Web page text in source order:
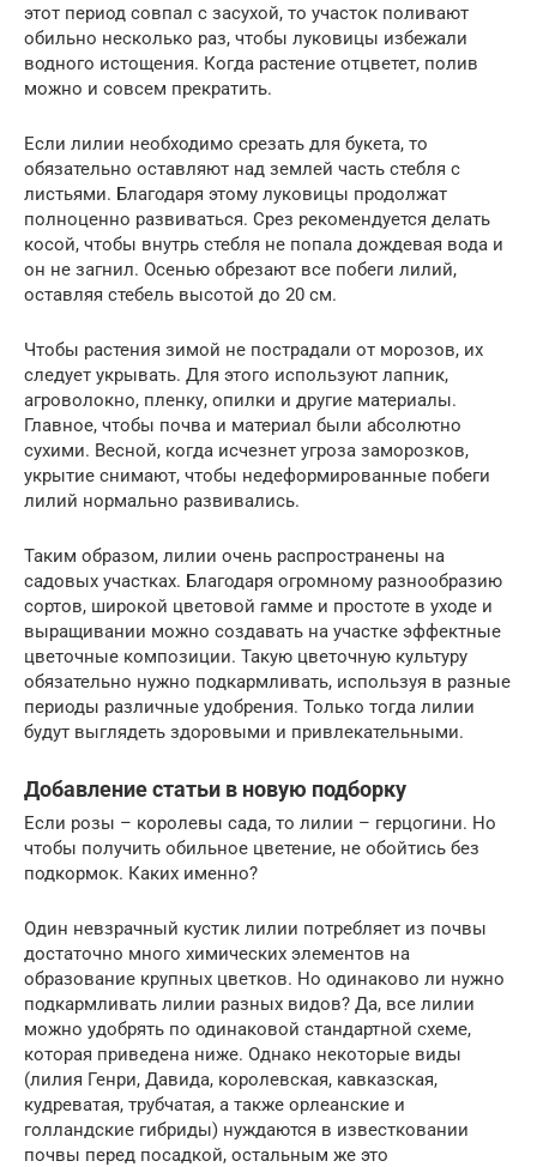
этот период совпал с засухой, то участок поливают
обильно несколько раз, чтобы луковицы избежали
водного истощения. Когда растение отцветет, полив
можно и совсем прекратить.
Если лилии необходимо срезать для букета, то
обязательно оставляют над землей часть стебля с
листьями. Благодаря этому луковицы продолжат
полноценно развиваться. Срез рекомендуется делать
косой, чтобы внутрь стебля не попала дождевая вода и
он не загнил. Осенью обрезают все побеги лилий,
оставляя стебель высотой до 20 см.
Чтобы растения зимой не пострадали от морозов, их
следует укрывать. Для этого используют лапник,
агроволокно, пленку, опилки и другие материалы.
Главное, чтобы почва и материал были абсолютно
сухими. Весной, когда исчезнет угроза заморозков,
укрытие снимают, чтобы недеформированные побеги
лилий нормально развивались.
Таким образом, лилии очень распространены на
садовых участках. Благодаря огромному разнообразию
сортов, широкой цветовой гамме и простоте в уходе и
выращивании можно создавать на участке эффектные
цветочные композиции. Такую цветочную культуру
обязательно нужно подкармливать, используя в разные
периоды различные удобрения. Только тогда лилии
будут выглядеть здоровыми и привлекательными.
Добавление статьи в новую подборку
Если розы – королевы сада, то лилии – герцогини. Но
чтобы получить обильное цветение, не обойтись без
подкормок. Каких именно?
Один невзрачный кустик лилии потребляет из почвы
достаточно много химических элементов на
образование крупных цветков. Но одинаково ли нужно
подкармливать лилии разных видов? Да, все лилии
можно удобрять по одинаковой стандартной схеме,
которая приведена ниже. Однако некоторые виды
(лилия Генри, Давида, королевская, кавказская,
кудреватая, трубчатая, а также орлеанские и
голландские гибриды) нуждаются в известковании
почвы перед посадкой, остальным же это